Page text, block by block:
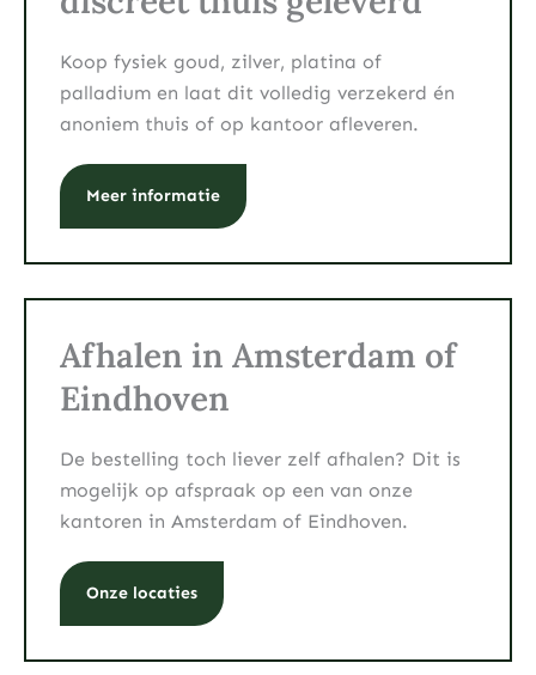
Koop fysiek goud, zilver, platina of
palladium en laat dit volledig verzekerd én
anoniem thuis of op kantoor afleveren.
Meer informatie
Afhalen in Amsterdam of
Eindhoven
De bestelling toch liever zelf afhalen? Dit is
mogelijk op afspraak op een van onze
kantoren in Amsterdam of Eindhoven.
Onze locaties